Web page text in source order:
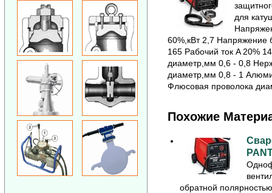
для
60%,кВт 2,7 Напряжение
165 Рабочий ток A 20%
диаметр,мм 0,6 - 0,8
диаметр,мм 0,8 - 1
Флюсовая проволока
Похожие
обратной